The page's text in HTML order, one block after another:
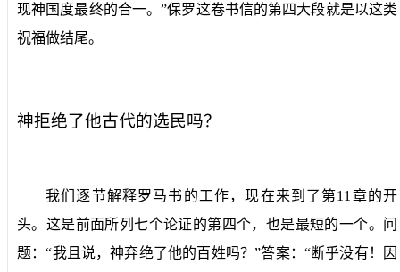
现神国度最终的合一。”保罗这卷书信的第四大段就是以这类
祝福做结尾。
神拒绝了他古代的选民吗？
我们逐节解释罗马书的工作，现在来到了第11 章的开
头。这是前面所列七个论证的第四个，也是最短的一个。问
题：“我且说，神弃绝了他的百姓吗？”答案：“断乎没有！因